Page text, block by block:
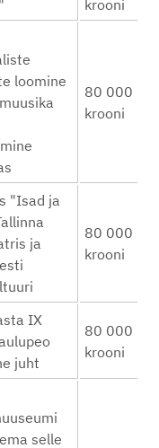
krooni
loomine
80 000
krooni
"Isad ja
ja
80 000
krooni
IX
juht
80 000
krooni
selle